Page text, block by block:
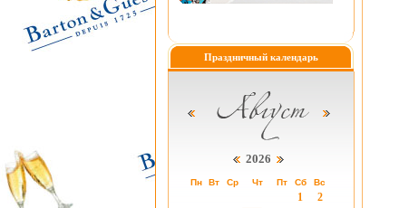
Праздничный календарь
2026
Пн Вт Ср Чт Пт Сб Вс
1
2